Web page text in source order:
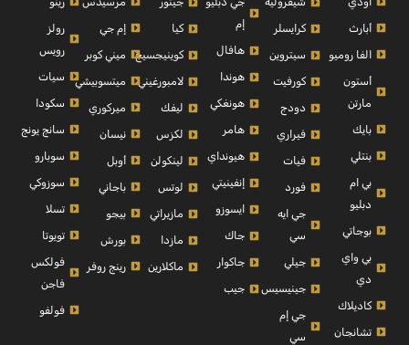
أبارث
الفا روميو
أستون
مارتن
بايك
بنتلي
بي ام
دبليو
بوجاتي
بي واي
دي
كاديلاك
تشانجان
كرايسلر
سيتروين
كورفيت
دودج
فيراري
فيات
فورد
جي ايه
سي
جيلي
جينيسيس
جي إم
سي
إم
هافال
هوندا
هونغكي
هامر
هيونداي
إنفينيتي
ايسوزو
جاك
جاكوار
جيب
كيا
كوينيجسيج
لامبورغيني
ليفك
لكزس
لينكولن
لوتس
مازيراتي
مازدا
ماكلارين
إم جي
ميني كوبر
ميتسوبيشي
ميركوري
نيسان
أوبل
باجاني
بيجو
بورش
رينج روفر
رولز
رويس
سيات
سكودا
سانج يونج
سوبارو
سوزوكي
تسلا
تويوتا
فولكس
فاجن
فولفو